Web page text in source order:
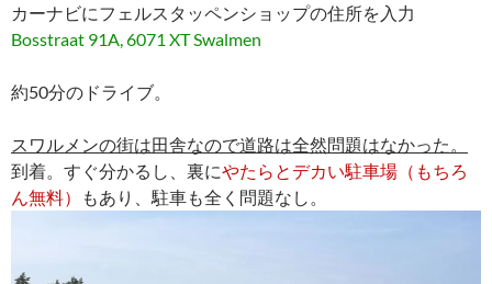
カーナビにフェルスタッペンショップの住所を入力
Bosstraat 91A, 6071 XT Swalmen
約50分のドライブ。
スワルメンの街は田舎なので道路は全然問題はなかった。
到着。すぐ分かるし、裏にやたらとデカい駐車場（もちろ
ん無料）
もあり、駐車も全く問題なし。